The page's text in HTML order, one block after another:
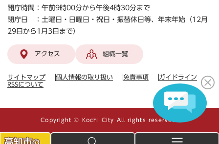
開庁時間：午前9時00分から午後4時30分まで
閉庁日 ：土曜日・日曜日・祝日・振替休日等、年末年始（12月
29日から1月3日まで）
アクセス 組織一覧
サイトマップ 個人情報の取り扱い 免責事項
ガイドライン
RSSについて
Copyright © Kochi City All rights reserved.